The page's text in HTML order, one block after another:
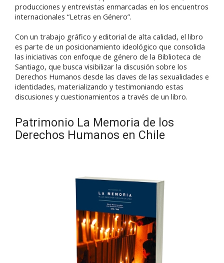
producciones y entrevistas enmarcadas en los encuentros
internacionales “Letras en Género”.
Con un trabajo gráfico y editorial de alta calidad, el libro
es parte de un posicionamiento ideológico que consolida
las iniciativas con enfoque de género de la Biblioteca de
Santiago, que busca visibilizar la discusión sobre los
Derechos Humanos desde las claves de las sexualidades e
identidades, materializando y testimoniando estas
discusiones y cuestionamientos a través de un libro.
Patrimonio La Memoria de los
Derechos Humanos en Chile